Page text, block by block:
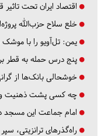
اقتصاد ایران تحت تاثیر
خلع سلاح حزب‌الله
یمن: تل‌آویو را با
پنج درس‌ حمله به قطر
خوشحالی بانک‌ها از
چه کسی پشت ذهنیت
امام جماعت این مسجد در ۳ سال، نمازگزاران را ۴ برابر
راه‌گذرهای ترانزیتی،